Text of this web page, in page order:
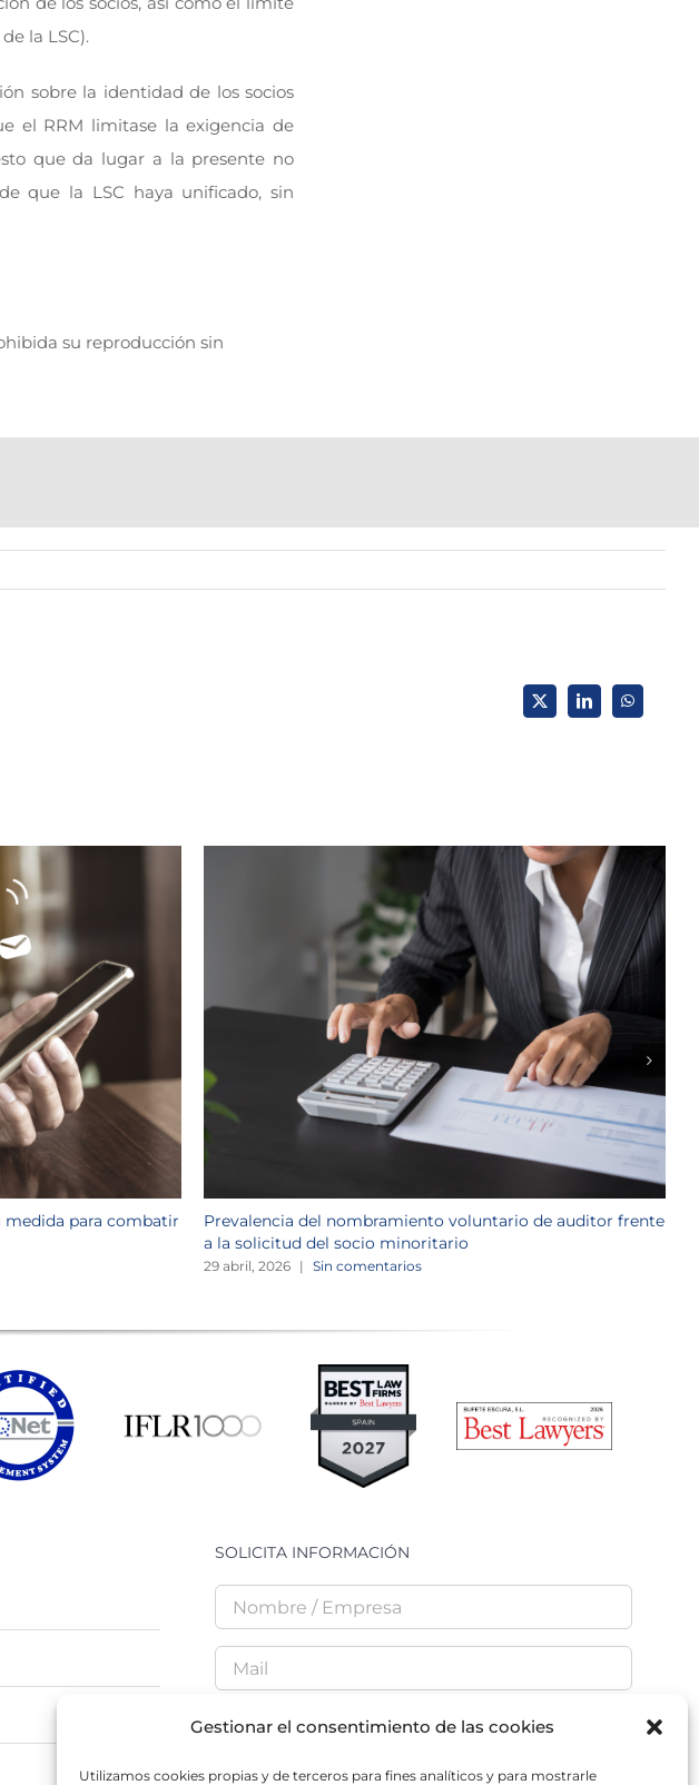
Gestionar el consentimiento de las cookies
Utilizamos cookies propias y de terceros para fines analíticos y para mostrarle
la LSC).
sobre la identidad de los socios
el RRM limitase la exigencia de
que da lugar a la presente no
que la LSC haya unificado, sin
su reproducción sin
X LinkedInWhatsApp
medida para combatir
Prevalencia del nombramiento voluntario de auditor frente
a la solicitud del socio minoritario
29 abril, 2026 | Sin comentarios
SOLICITA INFORMACIÓN
He leído y acepto laPolítica de Privacidad